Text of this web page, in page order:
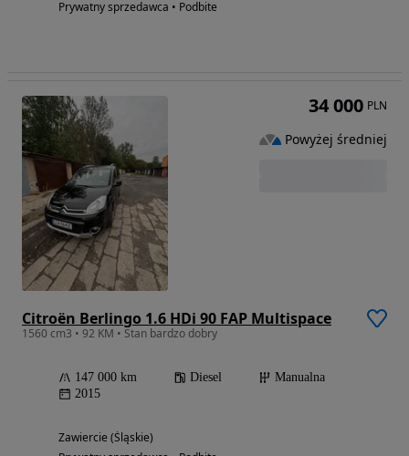
Prywatny sprzedawca • Podbite
Citroën Berlingo 1.6 HDi 90 FAP Multispace
1560 cm3 • 92 KM • Stan bardzo dobry
147 000 km Diesel
Manualna
2015
Zawiercie (Śląskie)
34 000 PLN
Powyżej średniej